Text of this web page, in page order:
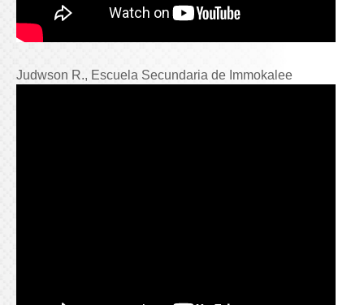
Judwson R., Escuela Secundaria de Immokalee